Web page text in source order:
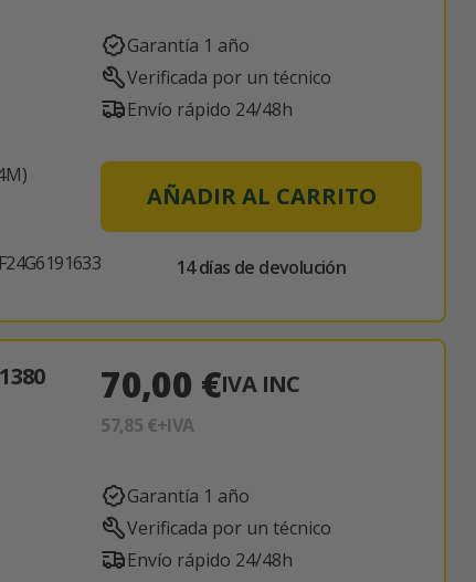
Garantía 1 año
Verificada por un técnico
Envío rápido 24/48h
AÑADIR AL CARRITO
14 días de devolución
70,00 €IVA INC
57,85 €+IVA
Garantía 1 año
Verificada por un técnico
Envío rápido 24/48h